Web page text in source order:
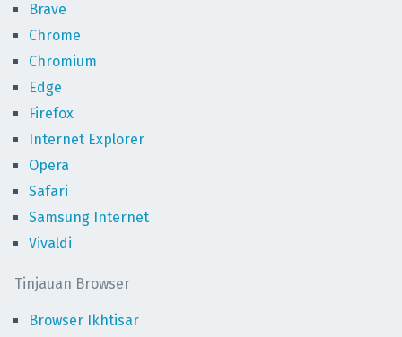
Brave
Chrome
Chromium
Edge
Firefox
Internet Explorer
Opera
Safari
Samsung Internet
Vivaldi
Tinjauan Browser
Browser Ikhtisar